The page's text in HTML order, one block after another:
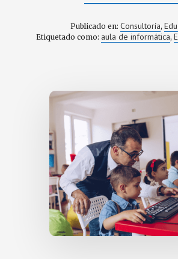
Publicado en: Consultoría,
Etiquetado como: aula de informática,